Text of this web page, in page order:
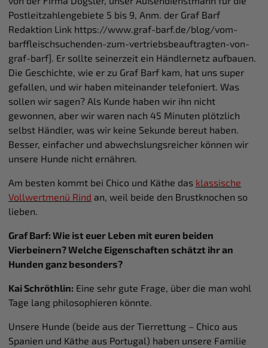
Postleitzahlengebiete 5 bis 9, Anm. der Graf Barf
Redaktion Link https://www.graf-barf.de/blog/vom-
barffleischsuchenden-zum-vertriebsbeauftragten-von-
graf-barf]. Er sollte seinerzeit ein Händlernetz aufbauen.
Die Geschichte, wie er zu Graf Barf kam, hat uns super
gefallen, und wir haben miteinander telefoniert. Was
sollen wir sagen? Als Kunde haben wir ihn nicht
gewonnen, aber wir waren nach 45 Minuten plötzlich
selbst Händler, was wir keine Sekunde bereut haben.
Besser, einfacher und abwechslungsreicher können wir
unsere Hunde nicht ernähren.
Am besten kommt bei Chico und Käthe das klassische
Vollwertmenü Rind an, weil beide den Brustknochen so
lieben.
Graf Barf: Wie ist euer Leben mit euren beiden
Vierbeinern? Welche Eigenschaften schätzt ihr an
Hunden ganz besonders?
Kai Schröthlin: Eine sehr gute Frage, über die man wohl
Tage lang philosophieren könnte.
Unsere Hunde (beide aus der Tierrettung – Chico aus
Spanien und Käthe aus Portugal) haben unsere Familie